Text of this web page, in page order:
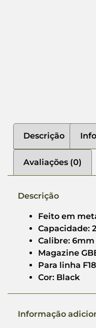
Descrição
Avaliações (0)
Descrição
Feito em
Capacidade:
Calibre: 6mm
Magazine
Para linha
Cor: Black
Informação